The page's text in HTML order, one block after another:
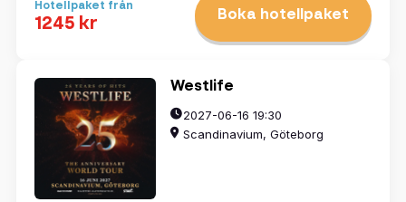
Hotellpaket från
1245 kr Boka hotellpaket
Westlife
2027-06-16 19:30
Scandinavium, Göteborg